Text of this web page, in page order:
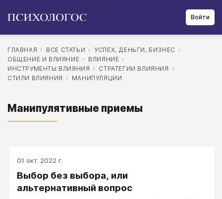
Войти
ГЛАВНАЯ ВСЕ СТАТЬИ
УСПЕХ, ДЕНЬГИ, БИЗНЕС
ОБЩЕНИЕ И ВЛИЯНИЕ
ВЛИЯНИЕ
ИНСТРУМЕНТЫ ВЛИЯНИЯ
СТРАТЕГИИ ВЛИЯНИЯ
СТИЛИ ВЛИЯНИЯ
МАНИПУЛЯЦИИ
Манипулятивные приемы
01 окт. 2022 г.
Выбор без выбора, или
альтернативный вопрос